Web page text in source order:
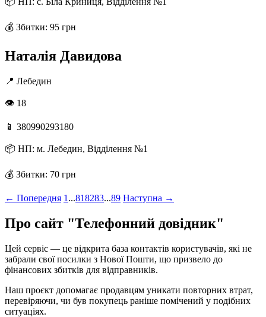
💰 Збитки: 95 грн
Наталія Давидова
📍 Лебедин
👁 18
📱 380990293180
📦 НП: м. Лебедин, Відділення №1
💰 Збитки: 70 грн
← Попередня 1 ...818283...89 Наступна →
Про сайт "Телефонний довідник"
Цей сервіс — це відкрита база контактів користувачів, які не
забрали свої посилки з Нової Пошти, що призвело до
фінансових збитків для відправників.
Наш проєкт допомагає продавцям уникати повторних втрат,
перевіряючи, чи був покупець раніше помічений у подібних
ситуаціях.